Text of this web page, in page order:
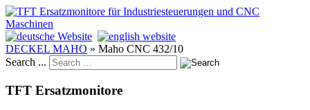
DECKEL MAHO » Maho CNC 432/10
Search ...
TFT Ersatzmonitore